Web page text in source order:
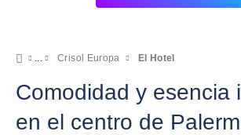
Crisol Europa El Hotel
Comodidad y esencia
en el centro de